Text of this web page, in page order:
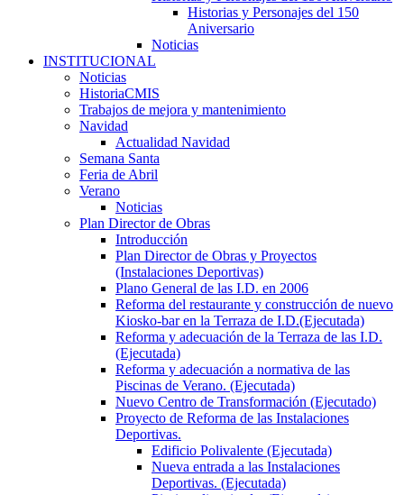
Historias y Personajes del 150
Aniversario
Noticias
INSTITUCIONAL
Noticias
HistoriaCMIS
Trabajos de mejora y mantenimiento
Navidad
Actualidad Navidad
Semana Santa
Feria de Abril
Verano
Noticias
Plan Director de Obras
Introducción
Plan Director de Obras y Proyectos
(Instalaciones Deportivas)
Plano General de las I.D. en 2006
Reforma del restaurante y construcción de nuevo
Kiosko-bar en la Terraza de I.D.(Ejecutada)
Reforma y adecuación de la Terraza de las I.D.
(Ejecutada)
Reforma y adecuación a normativa de las
Piscinas de Verano. (Ejecutada)
Nuevo Centro de Transformación (Ejecutado)
Proyecto de Reforma de las Instalaciones
Deportivas.
Edificio Polivalente (Ejecutada)
Nueva entrada a las Instalaciones
Deportivas. (Ejecutada)